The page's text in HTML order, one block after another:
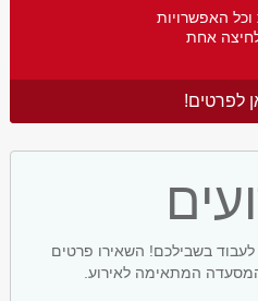
האפשרויות
אחת
לפרטים!
לעבוד בשבילכם! השאירו פרטים
המתאימה לאירוע.